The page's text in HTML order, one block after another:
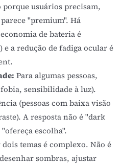
usuários precisam,
"premium". Há
de bateria é
a redução de fadiga ocular é
Para algumas pessoas,
sensibilidade à luz).
(pessoas com baixa visão
A resposta não é "dark
escolha".
temas é complexo. Não é
sombras, ajustar